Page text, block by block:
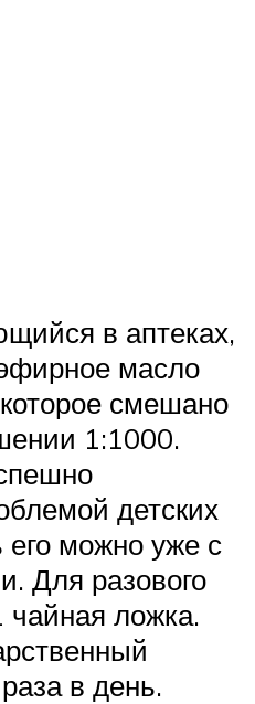
в аптеках,
масло
смешано
1:1000.
детских
его можно уже с
Для разового
чайная ложка.
в день.